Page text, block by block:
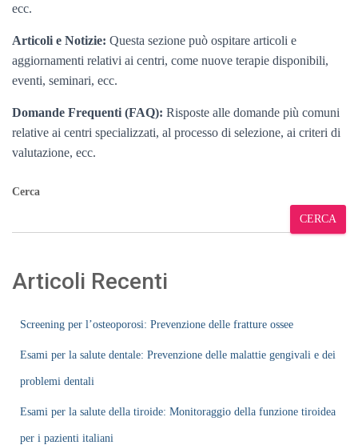
ecc.
Articoli e Notizie: Questa sezione può ospitare articoli e
aggiornamenti relativi ai centri, come nuove terapie disponibili,
eventi, seminari, ecc.
Domande Frequenti (FAQ): Risposte alle domande più comuni
relative ai centri specializzati, al processo di selezione, ai criteri di
valutazione, ecc.
Cerca
CERCA
Articoli Recenti
Screening per l’osteoporosi: Prevenzione delle fratture ossee
Esami per la salute dentale: Prevenzione delle malattie gengivali e dei
problemi dentali
Esami per la salute della tiroide: Monitoraggio della funzione tiroidea
per i pazienti italiani